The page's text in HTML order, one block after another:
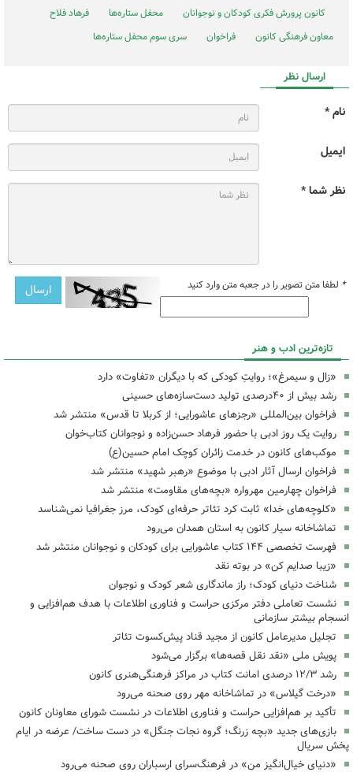
کانون پرورش فکری کودکان و نوجوانان محفل ستاره‌ها
فرهاد فلاح
معاون فرهنگی کانون
فراخوان سری سوم محفل ستاره‌ها
ارسال نظر
نام *
ایمیل
نظر شما *
* لطفا متن تصویر را در جعبه متن وارد کنید
تازه‌ترین ادب و هنر
«زال و سیمرغ»؛ روایتِ کودکی که با دیگران «تفاوت» دارد
رشد بیش از ۴۰درصدی تولید دست‌سازه‌های حسینی
فراخوان بین‌المللی «رجزهای عاشورایی؛ از کربلا تا قدس» منتشر شد
روایت یک روز ادبی با حضور فرهاد حسن‌زاده و نوجوانان کتاب‌خوان
موکب‌های کانون در خدمت زائران کوچک امام حسین(ع)
فراخوان ارسال آثار ادبی با موضوع «رهبر شهید» منتشر شد
فراخوان چهارمین مهرواره «بچه‌های مقاومت» منتشر شد
«کلوچه‌های خدا» ثابت کرد تئاتر حرفه‌ای کودک، مرز جغرافیا نمی‌شناسد
تماشاخانه سیار کانون به استان همدان می‌رود
فهرست تخصصی ۱۴۴ کتاب عاشورایی برای کودکان و نوجوانان منتشر شد
«زیبا صدایم کن» در بوته نقد
شناخت دنیای کودک؛ راز ماندگاری شعر کودک و نوجوان
نشست تعاملی دفتر مرکزی حراست و فناوری اطلاعات با هدف هم‌افزایی و
انسجام بیشتر سازمانی
تجلیل مدیرعامل کانون از مجید قناد پیش‌کسوت تئاتر
پویش ملی «نقد نقل قصه‌ها» برگزار می‌شود
رشد ۱۲/۳ درصدی امانت کتاب در مراکز فرهنگی‌هنری کانون
«درخت گیلاس» در تماشاخانه مهر روی صحنه می‌رود
تأکید بر هم‌افزایی حراست و فناوری اطلاعات در نشست شورای معاونان کانون
بازی‌های جدید «بچه زرنگ؛ گروه نجات جنگل» در دست ساخت/ عرضه در ایام
پخش سریال
«دنیای خیال‌انگیز من» در فرهنگ‌سرای ارسباران روی صحنه می‌رود